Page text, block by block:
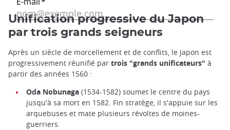
Unification progressive du Japon
par trois grands seigneurs
Après un siècle de morcellement et de conflits, le Japon est
progressivement réunifié par trois "grands unificateurs" à
partir des années 1560 :
Oda Nobunaga (1534-1582) soumet le centre du pays
jusqu'à sa mort en 1582. Fin stratège, il s'appuie sur les
arquebuses et mate plusieurs révoltes de moines-
guerriers.